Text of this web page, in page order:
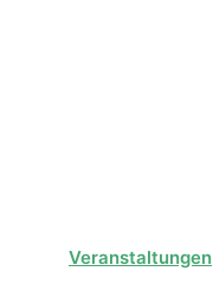
Veranstaltungen